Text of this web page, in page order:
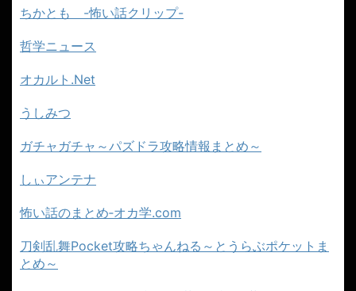
ちかとも -怖い話クリップ-
哲学ニュース
オカルト.Net
うしみつ
ガチャガチャ～パズドラ攻略情報まとめ～
しぃアンテナ
怖い話のまとめ‐オカ学.com
刀剣乱舞Pocket攻略ちゃんねる～とうらぶポケットま
とめ～